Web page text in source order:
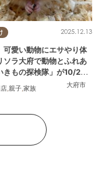
レポ 大府市
2025.12.13
可愛い動物にエサやり体
ソラ大府で動物とふれあ
きもの探検隊」が10/24
親子 家族